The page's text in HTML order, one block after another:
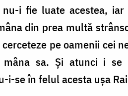
i fie luate acestea,
din prea multă
pe oamenii cei
mâna sa. Şi atunci i
i-se în felul acesta uşa